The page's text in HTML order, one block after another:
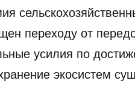
переходу от
усилия по
экосистем